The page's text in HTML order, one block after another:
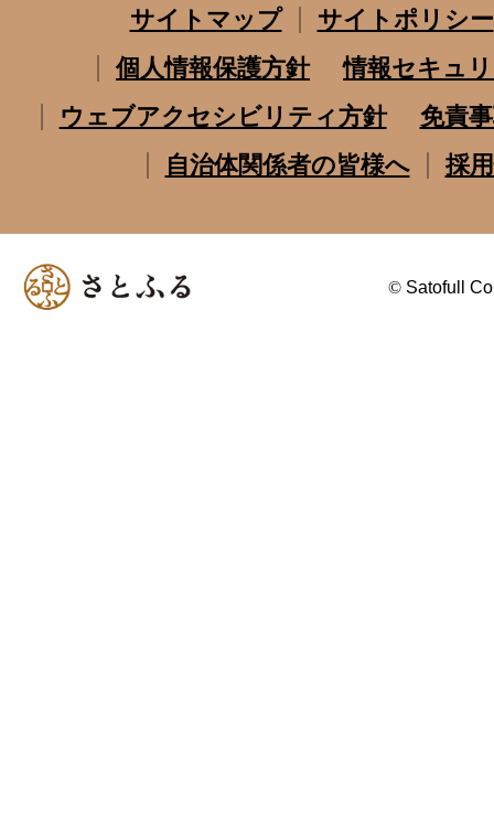
サイトマップ
サイトポリシー
個人情報保護方針
情報セキュ
ウェブアクセシビリティ方針
免責
自治体関係者の皆様へ
採
© Satofull